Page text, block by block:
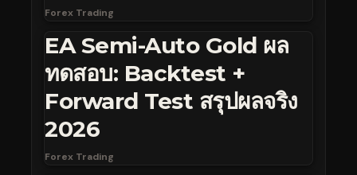
Forex Trading
EA Semi-Auto Gold ผล
ทดสอบ: Backtest +
Forward Test สรุปผลจริง
2026
Forex Trading